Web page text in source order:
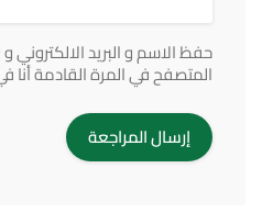
حفظ الاسم و البريد
المتصفح في المرة القادمة أنا